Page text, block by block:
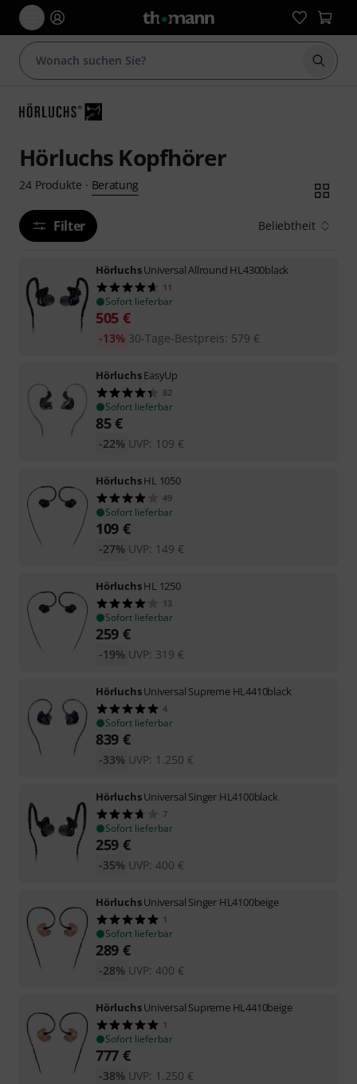
Suche
Hörluchs Kopfhörer
24 Produkte · Beratung
Filter Beliebtheit
HörluchsUniversal Allround HL4300black
11
Sofort lieferbar
505 €
30-Tage-Bestpreis: 579 €
-13%
HörluchsEasyUp
82
Sofort lieferbar
85€
UVP: 109 €
-22%
HörluchsHL 1050
49
Sofort lieferbar
109 €
UVP: 149 €
-27%
HörluchsHL 1250
13
Sofort lieferbar
259 €
UVP: 319 €
-19%
HörluchsUniversal Supreme HL4410black
4
Sofort lieferbar
839 €
UVP: 1.250 €
-33%
HörluchsUniversal Singer HL4100black
7
Sofort lieferbar
259 €
UVP: 400 €
-35%
HörluchsUniversal Singer HL4100beige
1
Sofort lieferbar
289 €
UVP: 400 €
-28%
HörluchsUniversal Supreme HL4410beige
1
Sofort lieferbar
777 €
UVP: 1.250 €
-38%